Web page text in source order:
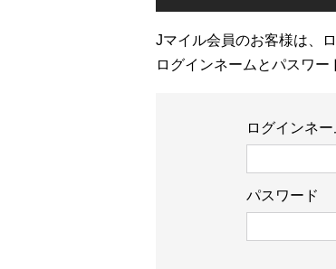
Jマイル会員のお客様は、
ログインネームとパスワー
ログインネー
パスワード